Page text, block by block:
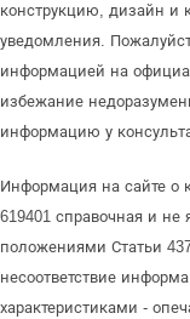
конструкцию, дизайн и
уведомления.
информацией на
избежание
информацию у
Информация на сайте о
619401 справочная и не
положениями Статьи
несоответствие
характеристиками -